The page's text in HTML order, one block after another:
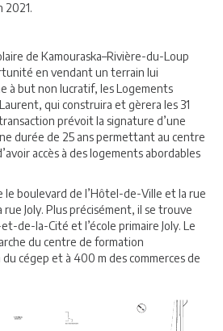
2021.
de Kamouraska–Rivière-du-Loup
en vendant un terrain lui
à but non lucratif, les Logements
qui construira et gèrera les 31
prévoit la signature d’une
durée de 25 ans permettant au centre
accès à des logements abordables
boulevard de l’Hôtel-de-Ville et la rue
rue Joly. Plus précisément, il se trouve
de-la-Cité et l’école primaire Joly. Le
du centre de formation
cégep et à 400 m des commerces de